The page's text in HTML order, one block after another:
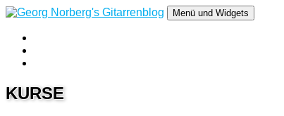
Springe
Inhalt
Georg Norberg's Gitarrenblog
Gitarre Lernen mit Georg Norberg
Menü und Widgets
KURSE